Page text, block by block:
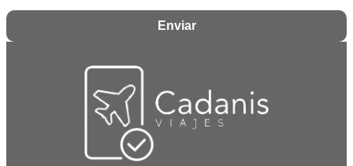
Enviar